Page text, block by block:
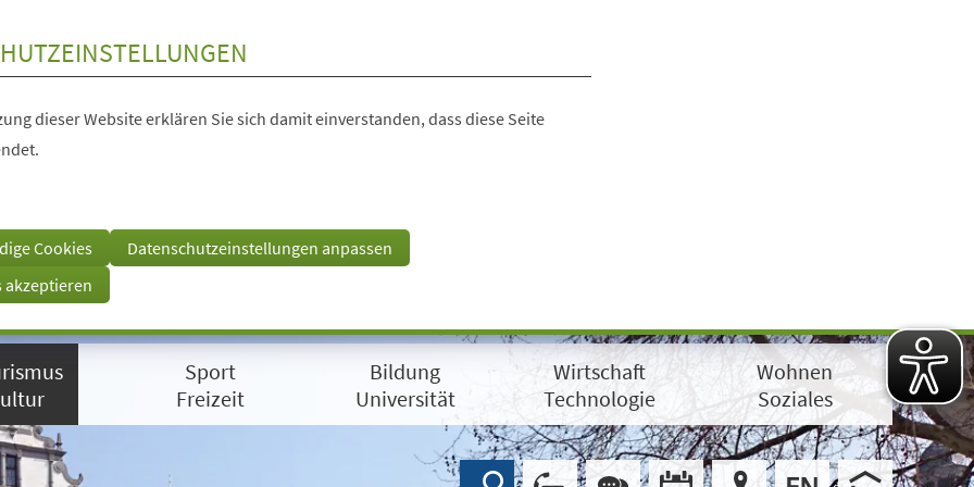
dieser Website erklären Sie sich damit einverstanden, dass diese Seite
Cookies
Datenschutzeinstellungen anpassen
akzeptieren
Sport
Freizeit
Bildung
Universität
Wirtschaft
Technologie
Wohnen
Soziales